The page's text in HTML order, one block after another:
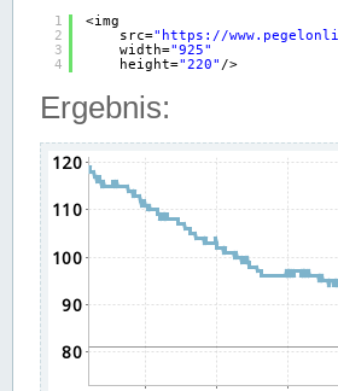
1
2
3
4
<img
src=" https://
width="925"
height="220" />
Ergebnis: